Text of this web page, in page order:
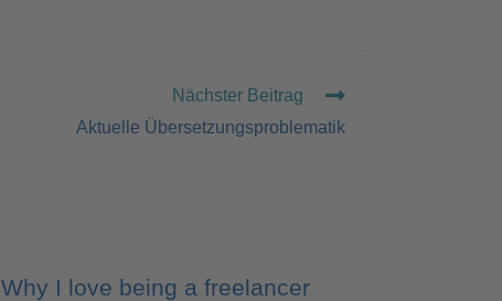
Nächster Beitrag
Aktuelle Übersetzungsproblematik
Why I love being a freelancer